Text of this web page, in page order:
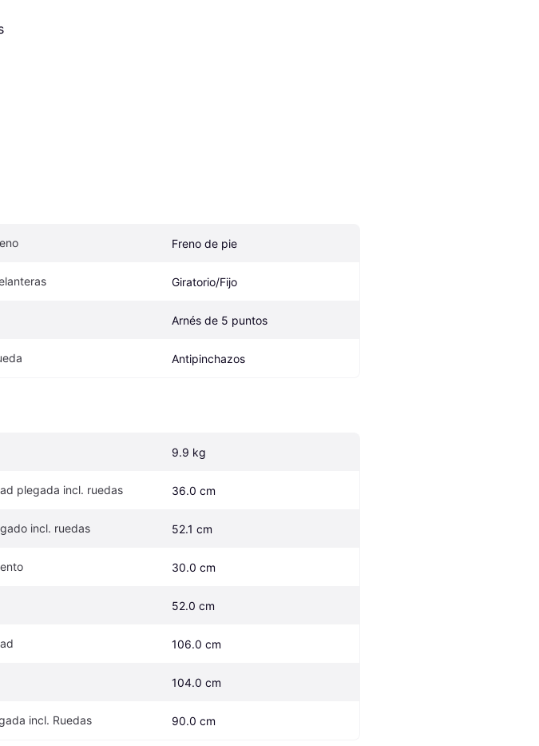
Freno de pie
Giratorio/Fijo
Arnés de 5 puntos
Antipinchazos
9.9 kg
plegada incl. ruedas 36.0 cm
incl. ruedas 52.1 cm
30.0 cm
52.0 cm
106.0 cm
104.0 cm
incl. Ruedas 90.0 cm